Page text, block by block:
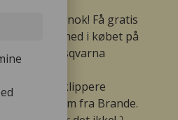
Ja den er go’ nok! Få gratis
installation med i købet på
udvalgte Husqvarna
robotplæneklippere
indenfor 60km fra Brande.